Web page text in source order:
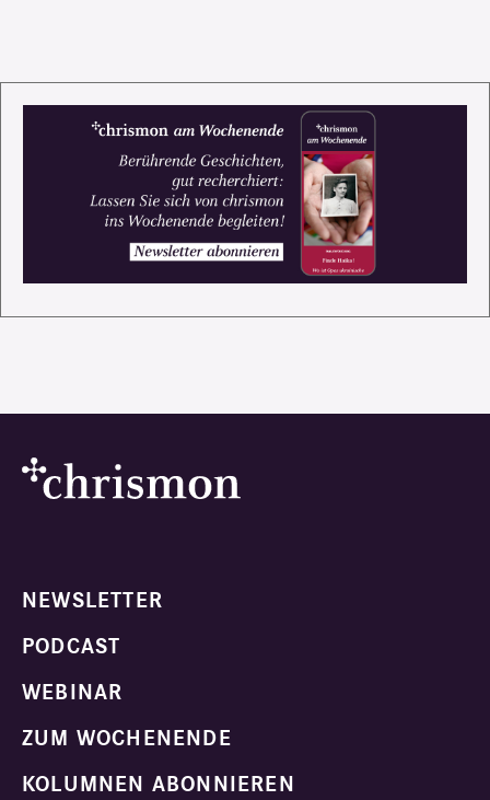
NEWSLETTER
PODCAST
WEBINAR
ZUM WOCHENENDE
KOLUMNEN ABONNIEREN